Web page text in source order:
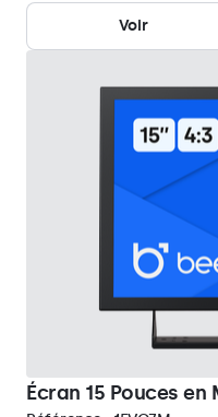
Voir
Écran 15 Pouces